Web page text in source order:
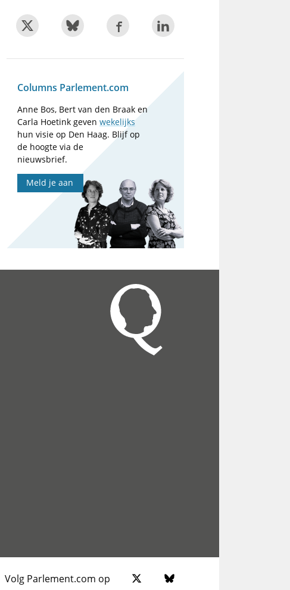
Columns Parlement.com
Anne Bos, Bert van den Braak en
Carla Hoetink gevenwekelijks
hun visie op Den Haag. Blijf op
de hoogte via de
nieuwsbrief.
Meld je aan
Volg Parlement.com op